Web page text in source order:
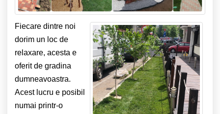
Fiecare dintre noi
dorim un loc de
relaxare, acesta e
oferit de gradina
dumneavoastra.
Acest lucru e posibil
numai printr-o